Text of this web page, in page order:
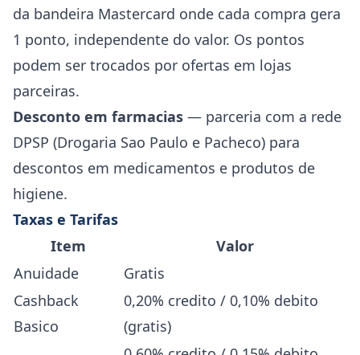
da bandeira Mastercard onde cada compra gera
1 ponto, independente do valor. Os pontos
podem ser trocados por ofertas em lojas
parceiras.
Desconto em farmacias — parceria com a rede
DPSP (Drogaria Sao Paulo e Pacheco) para
descontos em medicamentos e produtos de
higiene.
Taxas e Tarifas
Item
Valor
Anuidade
Gratis
Cashback
Basico
0,20% credito / 0,10% debito
(gratis)